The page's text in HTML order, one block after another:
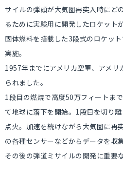
サイルの弾頭が大気圏再突入時にど
るために実験用に開発したロケット
固体燃料を搭載した3段式のロケッ
実施。
1957年までにアメリカ空軍、アメ
られました。
1段目の燃焼で高度50万フィートま
て地球に落下を開始。1段目を切り
点火。加速を続けながら大気圏に再
の各種センサーなどからデータを収集
その後の弾道ミサイルの開発に重要